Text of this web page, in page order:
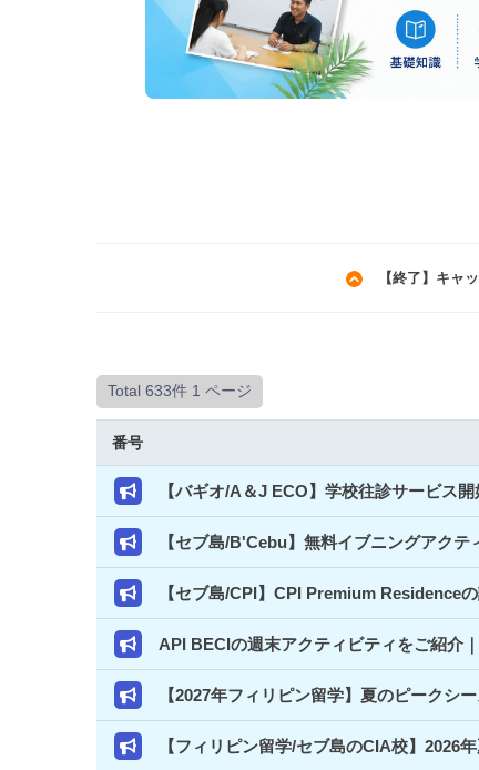
【終了】キャ
Total 633件 1 ページ
番号
【バギオ/A＆J ECO】学校往診サービス
【セブ島/B'Cebu】無料イブニングアクテ
【セブ島/CPI】CPI Premium Residence
API BECIの週末アクティビティをご紹介
【2027年フィリピン留学】夏のピークシ
【フィリピン留学/セブ島のCIA校】2026